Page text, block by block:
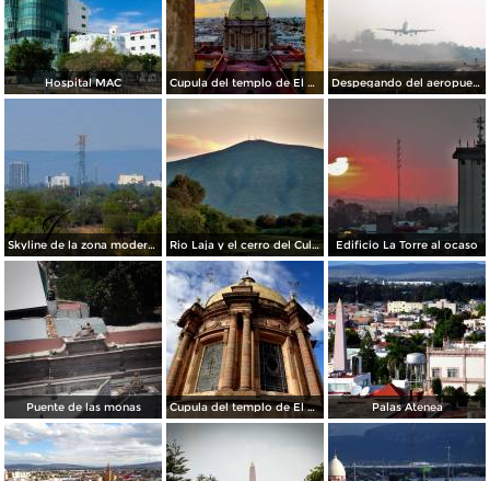
Hospital MAC Cupula del templo de El Carmen. Despegando del aeropuerto de Celaya
Skyline de la zona moderna de la ciudad Rio Laja y el cerro del Culiacán de fondo Edificio La Torre al ocaso
Puente de las monas Cupula del templo de El Carmen. Palas Atenea